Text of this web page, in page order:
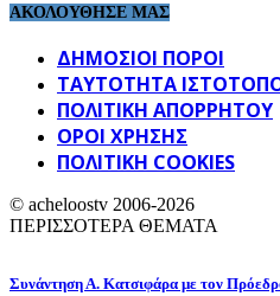
ΑΚΟΛΟΥΘΗΣΕ ΜΑΣ
ΔΗΜΟΣΙΟΙ ΠΟΡΟΙ
ΤΑΥΤΌΤΗΤΑ
ΠΟΛΙΤΙΚΉ ΑΠΟΡΡΉΤΟΥ
ΌΡΟΙ ΧΡΉΣΗΣ
ΠΟΛΙΤΙΚΗ COOKIES
© acheloostv 2006-2026
ΠΕΡΙΣΣΟΤΕΡΑ ΘΕΜΑΤΑ
Συνάντηση Α. Κατσιφάρα με τον